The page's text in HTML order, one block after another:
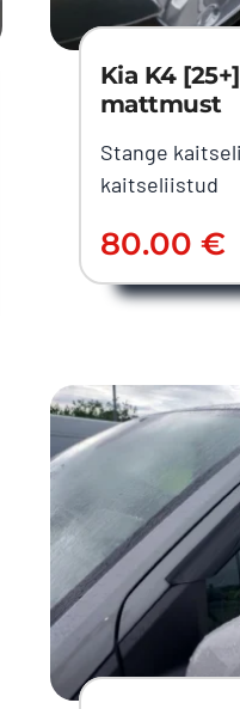
Kia K4
mattmust
Stange
kaitseliistud
80.00 €